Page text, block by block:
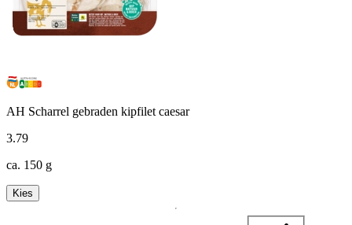
AH Scharrel gebraden kipfilet caesar
3.79
ca. 150 g
Kies